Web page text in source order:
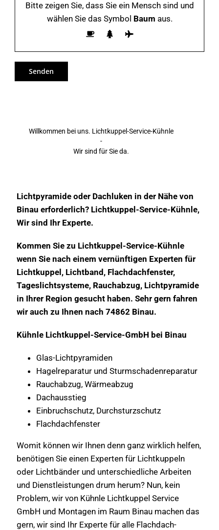
Bitte zeigen Sie, dass Sie ein Mensch sind und
wählen Sie das Symbol Baum aus.
Willkommen bei uns. Lichtkuppel-Service-Kühnle
-
Wir sind für Sie da.
Lichtpyramide oder Dachluken in der Nähe von
Binau erforderlich? Lichtkuppel-Service-Kühnle,
Wir sind Ihr Experte.
Kommen Sie zu Lichtkuppel-Service-Kühnle
wenn Sie nach einem vernünftigen Experten für
Lichtkuppel, Lichtband, Flachdachfenster,
Tageslichtsysteme, Rauchabzug, Lichtpyramide
in Ihrer Region gesucht haben. Sehr gern fahren
wir auch zu Ihnen nach 74862 Binau.
Kühnle Lichtkuppel-Service-GmbH bei Binau
Glas-Lichtpyramiden
Hagelreparatur und Sturmschadenreparatur
Rauchabzug, Wärmeabzug
Dachausstieg
Einbruchschutz, Durchsturzschutz
Flachdachfenster
Womit können wir Ihnen denn ganz wirklich helfen,
benötigen Sie einen Experten für Lichtkuppeln
oder Lichtbänder und unterschiedliche Arbeiten
und Dienstleistungen drum herum? Nun, kein
Problem, wir von Kühnle Lichtkuppel Service
GmbH und Montagen im Raum Binau machen das
gern, wir sind Ihr Experte für alle Flachdach-